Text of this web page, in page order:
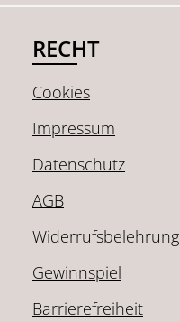
RECHT
Cookies
Impressum
Datenschutz
AGB
Widerrufsbelehrung
Gewinnspiel
Barrierefreiheit